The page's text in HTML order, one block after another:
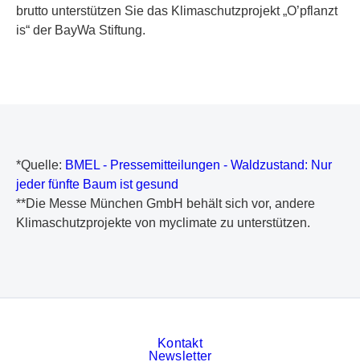
brutto unterstützen Sie das Klimaschutzprojekt „O’pflanzt
is“ der BayWa Stiftung.
*Quelle: BMEL - Pressemitteilungen - Waldzustand: Nur
jeder fünfte Baum ist gesund
**Die Messe München GmbH behält sich vor, andere
Klimaschutzprojekte von myclimate zu unterstützen.
Kontakt
Newsletter